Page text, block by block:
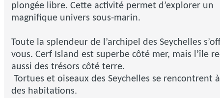
plongée libre. Cette activité permet d’explorer un
magnifique univers sous-marin.
Toute la splendeur de l’archipel des Seychelles
vous. Cerf Island est superbe côté mer, mais l’île
aussi des trésors côté terre.
Tortues et oiseaux des Seychelles se rencontrent
des habitations.